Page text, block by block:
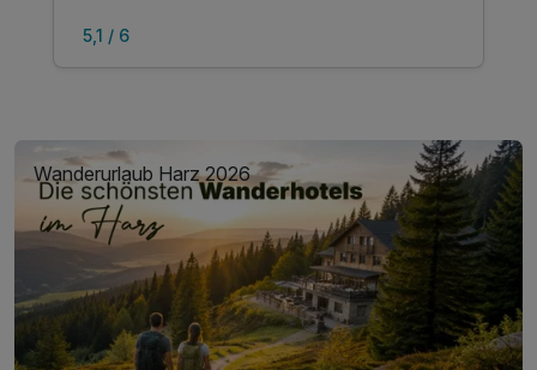
5,1 / 6
Wanderurlaub Harz 2026